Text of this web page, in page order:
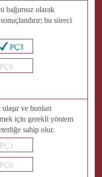
bağımsız olarak
bu süreci
PÇ3
PÇ6
ve bunları
için gerekli yöntem
sahip olur.
PÇ3
PÇ6